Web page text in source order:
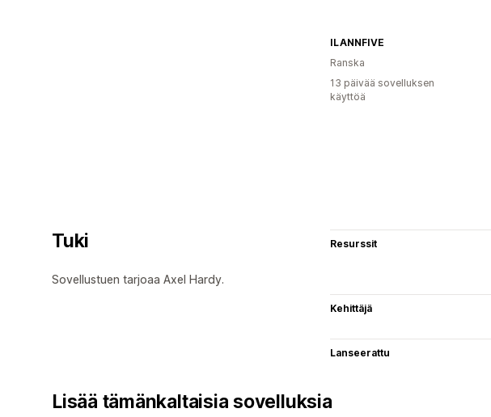
ILANNFIVE
Ranska
13 päivää sovelluksen
käyttöä
Tuki
Sovellustuen tarjoaa Axel Hardy.
Resurssit
Kehittäjä
Lanseerattu
Lisää tämänkaltaisia sovelluksia